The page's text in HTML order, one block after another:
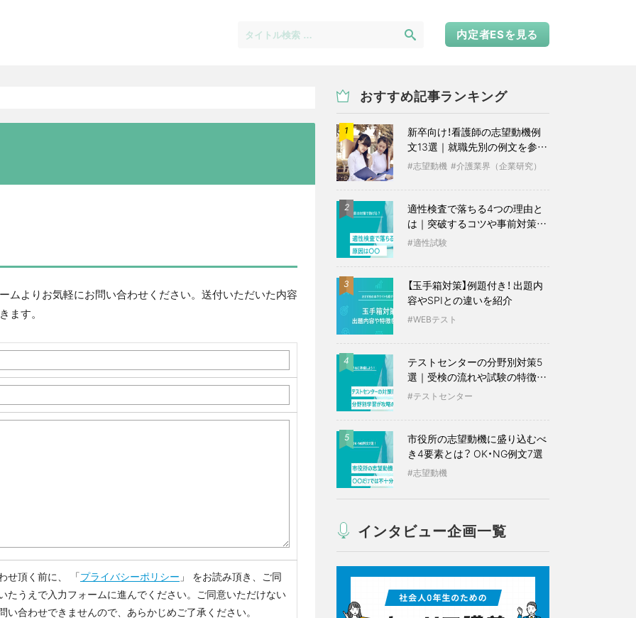
内定者ESを見る
ムよりお気軽にお問い合わせください。送付いただいた内容
ます。
せ頂く前に、 「プライバシーポリシー 」 をお読み頂き、ご同
たうえで入力フォームに進んでください。ご同意いただけない
い合わせできませんので、あらかじめご了承ください。
おすすめ記事ランキング
1
新卒向け！看護師の志望動機例
文13選｜就職先別の例文を参考
に志望動機 介護業界（企業研究）
2
適性検査で落ちる4つの理由と
は｜突破するコツや事前対策も
紹介
適性試験
3
【玉手箱対策】例題付き！ 出題内
容やSPIとの違いを紹介
WEBテスト
4
テストセンターの分野別対策5
選｜受検の流れや試験の特徴も
紹介
テストセンター
5
市役所の志望動機に盛り込むべ
き4要素とは？ OK・NG例文7選
志望動機
インタビュー企画一覧